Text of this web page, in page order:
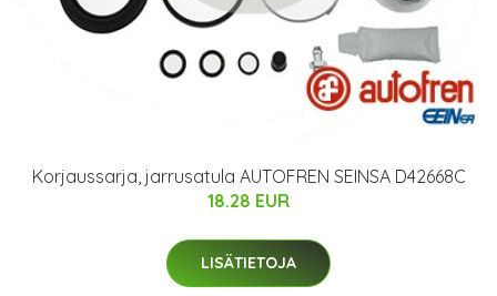
Korjaussarja, jarrusatula AUTOFREN SEINSA D42668C
18.28 EUR
LISÄTIETOJA